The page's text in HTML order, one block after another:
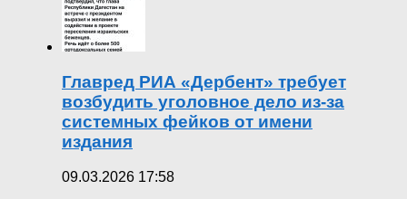
Главред РИА «Дербент» требует
возбудить уголовное дело из-за
системных фейков от имени
издания
09.03.2026 17:58